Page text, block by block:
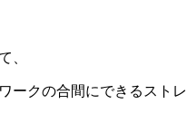
、
ークの合間にできるスト